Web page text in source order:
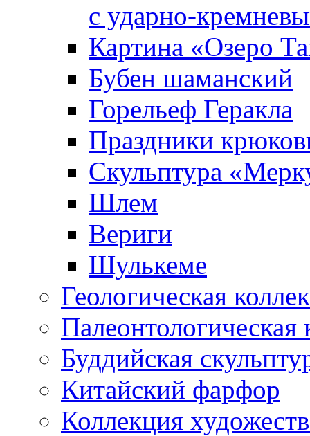
с
Картина «Озеро
Бубен шаманский
Горельеф Геракла
Праздники
Скульптура
Шлем
Вериги
Шулькеме
Геологическая
Палеонтологическая
Буддийская
Китайский фарфор
Коллекция